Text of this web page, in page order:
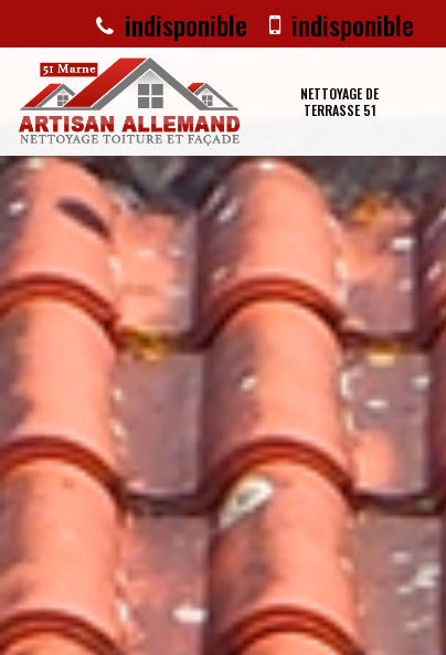
indisponible indisponible
NETTOYAGE DE
TERRASSE 51